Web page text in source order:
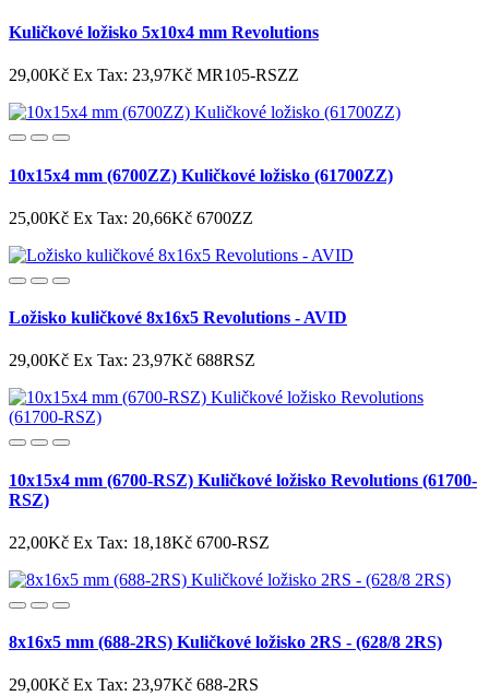
Kuličkové ložisko 5x10x4 mm Revolutions
29,00Kč Ex Tax: 23,97Kč MR105-RSZZ
10x15x4 mm (6700ZZ) Kuličkové ložisko (61700ZZ)
25,00Kč Ex Tax: 20,66Kč 6700ZZ
Ložisko kuličkové 8x16x5 Revolutions - AVID
29,00Kč Ex Tax: 23,97Kč 688RSZ
10x15x4 mm (6700-RSZ) Kuličkové ložisko Revolutions (61700-
RSZ)
22,00Kč Ex Tax: 18,18Kč 6700-RSZ
8x16x5 mm (688-2RS) Kuličkové ložisko 2RS - (628/8 2RS)
29,00Kč Ex Tax: 23,97Kč 688-2RS